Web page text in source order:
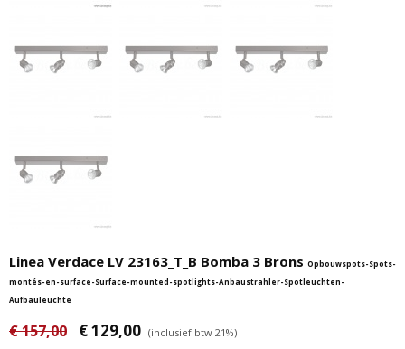
Linea Verdace LV 23163_T_B Bomba 3 Brons Opbouwspots-Spots-
montés-en-surface-Surface-mounted-spotlights-Anbaustrahler-Spotleuchten-
Aufbauleuchte
€ 157,00 € 129,00 (inclusief btw 21%)